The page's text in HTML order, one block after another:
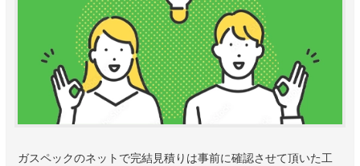
ガスペックのネットで完結見積りは事前に確認させて頂いた工